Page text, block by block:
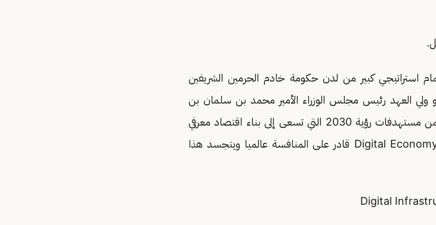
استراتيجي كبير من لدن حكومة خادم الحرمين الشريفين
العهد رئيس مجلس الوزراء الأمير محمد بن سلمان بن
عبدالعزيز (حفظهما الله) وهي أيضاً من ضمن مستهدفات رؤية 2030 التي تسعى إلى بناء اقتصاد معرفي
Knowledge Economy واقتصاد رقمي Digital Economy قادر على المنافسة عالميا ويتجسد هذا